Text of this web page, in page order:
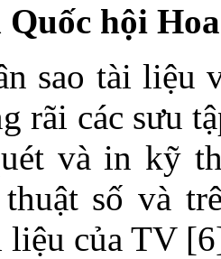
Quốc hội
sao tài liệu
rãi các sưu
và in kỹ
số và
liệu của TV